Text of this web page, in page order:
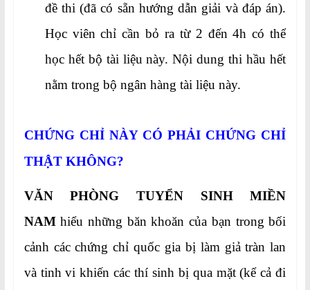
đề thi (đã có sẵn hướng dẫn giải và đáp án).
Học viên chỉ cần bỏ ra từ 2 đến 4h có thể
học hết bộ tài liệu này. Nội dung thi hầu hết
nằm trong bộ ngân hàng tài liệu này.
CHỨNG CHỈ NÀY CÓ PHẢI CHỨNG CHỈ
THẬT KHÔNG?
VĂN PHÒNG TUYỂN SINH MIỀN
NAMhiểu những băn khoăn của bạn trong bối
cảnh các chứng chỉ quốc gia bị làm giả tràn lan
và tinh vi khiến các thí sinh bị qua mặt (kể cả đi